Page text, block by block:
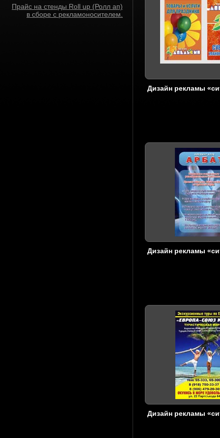
Прайс на стенды Roll up (Ролл ап)
в сборе с рекламоносителем.
Дизайн рекламы
Дизайн рекламы
Дизайн рекламы